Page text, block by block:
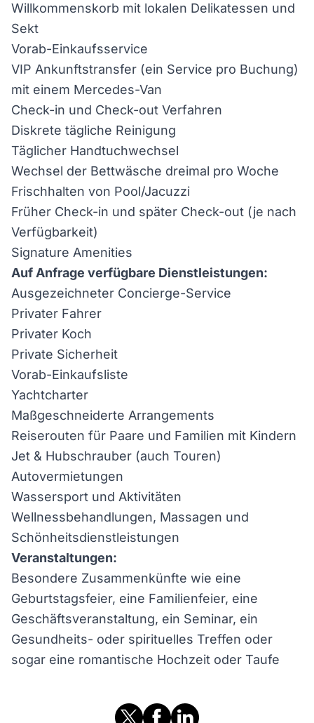
Willkommenskorb mit lokalen Delikatessen und
Sekt
Vorab-Einkaufsservice
VIP Ankunftstransfer (ein Service pro Buchung)
mit einem Mercedes-Van
Check-in und Check-out Verfahren
Diskrete tägliche Reinigung
Täglicher Handtuchwechsel
Wechsel der Bettwäsche dreimal pro Woche
Frischhalten von Pool/Jacuzzi
Früher Check-in und später Check-out (je nach
Verfügbarkeit)
Signature Amenities
Auf Anfrage verfügbare Dienstleistungen:
Ausgezeichneter Concierge-Service
Privater Fahrer
Privater Koch
Private Sicherheit
Vorab-Einkaufsliste
Yachtcharter
Maßgeschneiderte Arrangements
Reiserouten für Paare und Familien mit Kindern
Jet & Hubschrauber (auch Touren)
Autovermietungen
Wassersport und Aktivitäten
Wellnessbehandlungen, Massagen und
Schönheitsdienstleistungen
Veranstaltungen:
Besondere Zusammenkünfte wie eine
Geburtstagsfeier, eine Familienfeier, eine
Geschäftsveranstaltung, ein Seminar, ein
Gesundheits- oder spirituelles Treffen oder
sogar eine romantische Hochzeit oder Taufe